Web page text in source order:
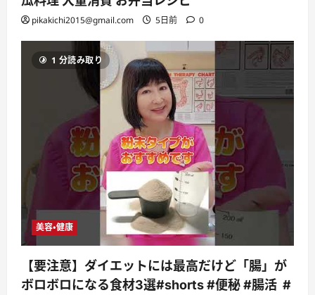
pikakichi2015@gmail.com 5日前 0
1 分読み取り
美容・健康
【要注意】ダイエットには最高だけど「腸」が
ボロボロになる食材3選#shorts #便秘 #腸活 #